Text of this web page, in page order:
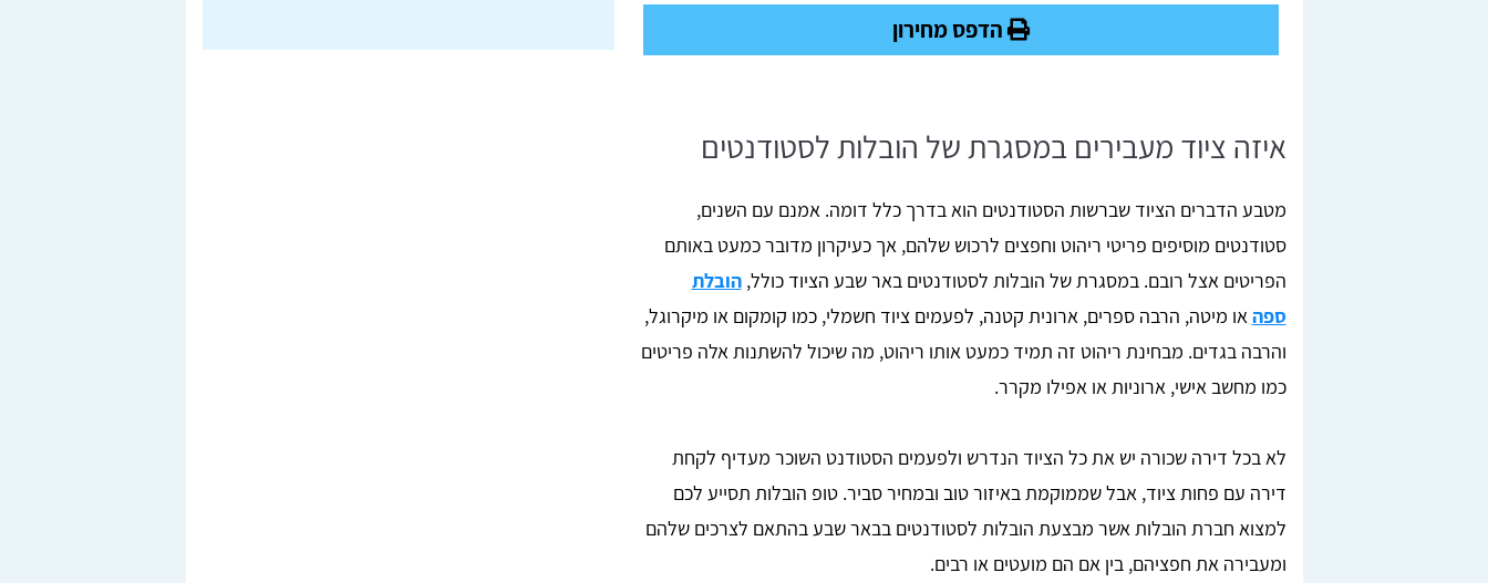
הדפס מחירון
איזה ציוד מעבירים במסגרת של הובלות לסטודנטים
מטבע הדברים הציוד שברשות הסטודנטים הוא בדרך כלל דומה. אמנם עם השנים,
סטודנטים מוסיפים פריטי ריהוט וחפצים לרכוש שלהם, אך כעיקרון מדובר כמעט באותם
הפריטים אצל רובם. במסגרת של הובלות לסטודנטים באר שבע הציוד כולל,הובלת
ספהאו מיטה, הרבה ספרים, ארונית קטנה, לפעמים ציוד חשמלי, כמו קומקום או מיקרוגל,
והרבה בגדים. מבחינת ריהוט זה תמיד כמעט אותו ריהוט, מה שיכול להשתנות אלה פריטים
כמו מחשב אישי, ארוניות או אפילו מקרר.
לא בכל דירה שכורה יש את כל הציוד הנדרש ולפעמים הסטודנט השוכר מעדיף לקחת
דירה עם פחות ציוד, אבל שממוקמת באיזור טוב ובמחיר סביר. טופ הובלות תסייע לכם
למצוא חברת הובלות אשר מבצעת הובלות לסטודנטים בבאר שבע בהתאם לצרכים שלהם
ומעבירה את חפציהם, בין אם הם מועטים או רבים.